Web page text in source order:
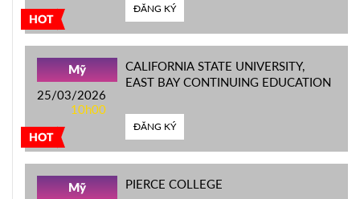
HOT
ĐĂNG KÝ
HOT
Mỹ
25/03/2026
10h00
CALIFORNIA STATE UNIVERSITY,
EAST BAY CONTINUING EDUCATION
ĐĂNG KÝ
Mỹ PIERCE COLLEGE